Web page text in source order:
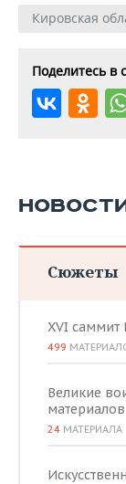
Кировская
Поделитесь в
Сюжеты
XVI саммит
499
Великие
материалов
24 МАТЕРИАЛА